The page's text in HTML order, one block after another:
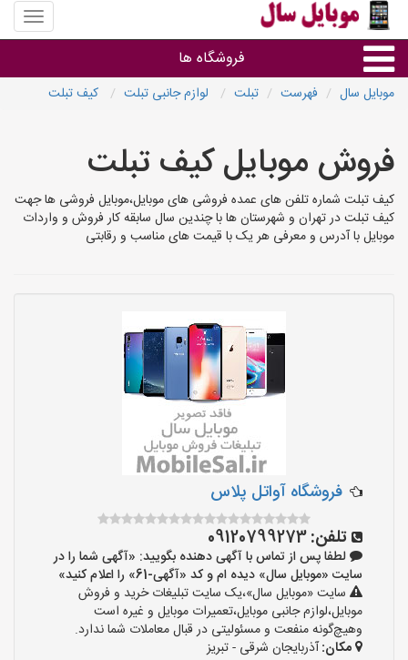
منوی
سایت
سال
فروشگاه ها
سایر گروه ها
فروشگاه های موبایل
موبایل سال فهرست تبلت لوازم جانبی تبلت کیف تبلت
فروش موبایل کیف تبلت
کیف تبلت شماره تلفن های عمده فروشی های موبایل،موبایل فروشی ها جهت
کیف تبلت در تهران و شهرستان ها با چندین سال سابقه کار فروش و واردات
موبایل با آدرس و معرفی هر یک با قیمت های مناسب و رقابتی
فروشگاه آواتل پلاس
تلفن:09120799273
لطفا پس از تماس با آگهی دهنده بگویید: «آگهی شما را در
سایت «موبایل سال» دیده ام و کد «آگهی-61» را اعلام کنید»
سایت «موبایل سال»،یک سایت تبلیغات خرید و فروش
موبایل،لوازم جانبی موبایل،تعمیرات موبایل و غیره است
وهیچ‌گونه منفعت و مسئولیتی در قبال معاملات شما ندارد.
مکان:آذربایجان شرقی - تبریز